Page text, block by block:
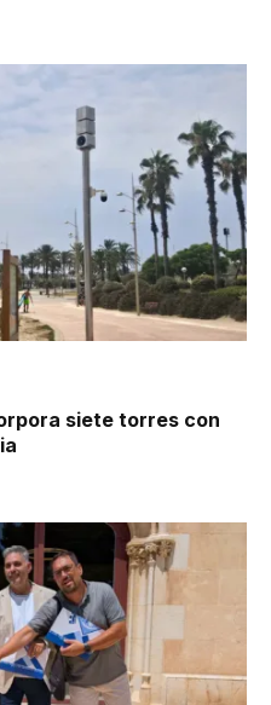
siete torres con